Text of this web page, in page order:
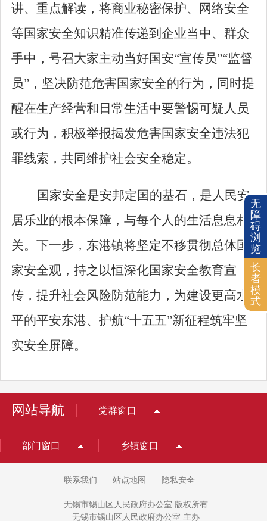
讲、重点解读，将商业秘密保护、网络安全
等国家安全知识精准传递到企业当中、群众
手中，号召大家主动当好国安“宣传员”“监督
员” ，坚决防范危害国家安全的行为，同时提
醒在生产经营和日常生活中要警惕可疑人员
或行为，积极举报揭发危害国家安全违法犯
罪线索，共同维护社会安全稳定。
国家安全是安邦定国的基石，是人民安
居乐业的根本保障，与每个人的生活息息相
关。下一步，东港镇将坚定不移贯彻总体国
家安全观，持之以恒深化国家安全教育宣
传，提升社会风险防范能力，为建设更高水
平的平安东港、护航“十五五”新征程筑牢坚
实安全屏障。
网站导航 党群窗口
部门窗口 乡镇窗口
联系我们 站点地图 隐私安全
无锡市锡山区人民政府办公室 版权所有
无锡市锡山区人民政府办公室 主办
无
障
碍
浏
览
长
者
模
式